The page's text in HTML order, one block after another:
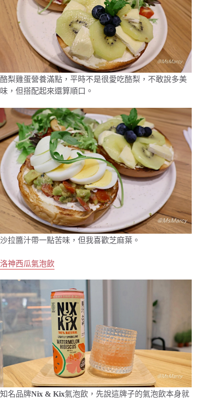
酪梨雞蛋營養滿點，平時不是很愛吃酪梨，不敢說多美
味，但搭配起來還算順口。
沙拉醬汁帶一點苦味，但我喜歡芝麻葉。
洛神西瓜氣泡飲
知名品牌Nix & Kix氣泡飲，先說這牌子的氣泡飲本身就